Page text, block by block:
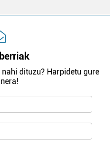
dituzu? Harpidetu gure